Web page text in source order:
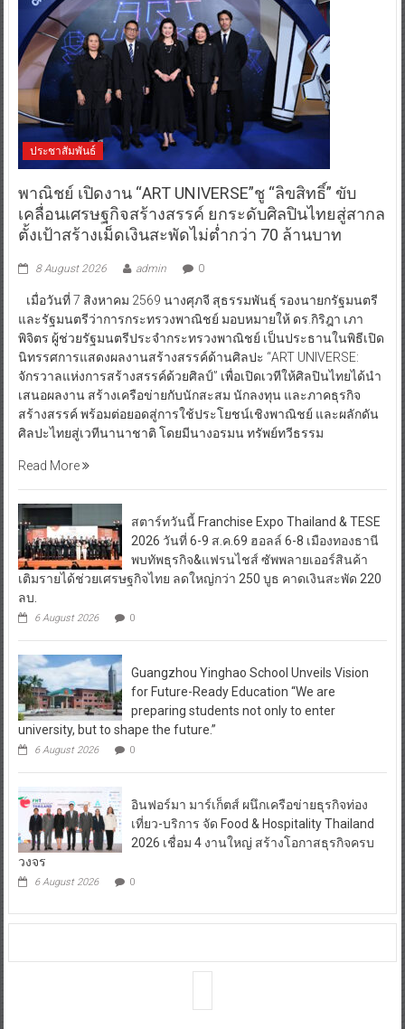
ประชาสัมพันธ์
พาณิชย์ เปิดงาน “ART UNIVERSE”ชู “ลิขสิทธิ์” ขับ
เคลื่อนเศรษฐกิจสร้างสรรค์ ยกระดับศิลปินไทยสู่สากล
ตั้งเป้าสร้างเม็ดเงินสะพัดไม่ต่ำกว่า 70 ล้านบาท
8 August 2026 admin 0
เมื่อวันที่ 7 สิงหาคม 2569 นางศุภจี สุธรรมพันธุ์ รองนายกรัฐมนตรี
และรัฐมนตรีว่าการกระทรวงพาณิชย์ มอบหมายให้ ดร.กิริฎา เภา
พิจิตร ผู้ช่วยรัฐมนตรีประจำกระทรวงพาณิชย์ เป็นประธานในพิธีเปิด
นิทรรศการแสดงผลงานสร้างสรรค์ด้านศิลปะ “ART UNIVERSE:
จักรวาลแห่งการสร้างสรรค์ด้วยศิลป์” เพื่อเปิดเวทีให้ศิลปินไทยได้นำ
เสนอผลงาน สร้างเครือข่ายกับนักสะสม นักลงทุน และภาคธุรกิจ
สร้างสรรค์ พร้อมต่อยอดสู่การใช้ประโยชน์เชิงพาณิชย์ และผลักดัน
ศิลปะไทยสู่เวทีนานาชาติ โดยมีนางอรมน ทรัพย์ทวีธรรม
Read More
สตาร์ทวันนี้ Franchise Expo Thailand & TESE
2026 วันที่ 6-9 ส.ค.69 ฮอลล์ 6-8 เมืองทองธานี
พบทัพธุรกิจ&แฟรนไชส์ ซัพพลายเออร์สินค้า
เติมรายได้ช่วยเศรษฐกิจไทย ลดใหญ่กว่า 250 บูธ คาดเงินสะพัด 220
ลบ.
6 August 2026 0
Guangzhou Yinghao School Unveils Vision
for Future-Ready Education “We are
preparing students not only to enter
university, but to shape the future.”
6 August 2026 0
อินฟอร์มา มาร์เก็ตส์ ผนึกเครือข่ายธุรกิจท่อง
เที่ยว-บริการ จัด Food & Hospitality Thailand
2026 เชื่อม 4 งานใหญ่ สร้างโอกาสธุรกิจครบ
วงจร
6 August 2026 0